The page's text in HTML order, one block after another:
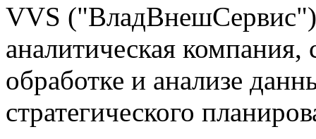
VVS
аналитическая
обработке и анализе
стратегического